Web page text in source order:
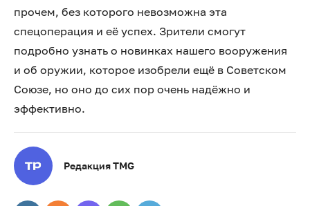
прочем, без которого невозможна эта
спецоперация и её успех. Зрители смогут
подробно узнать о новинках нашего вооружения
и об оружии, которое изобрели ещё в Советском
Союзе, но оно до сих пор очень надёжно и
эффективно.
Редакция TMG